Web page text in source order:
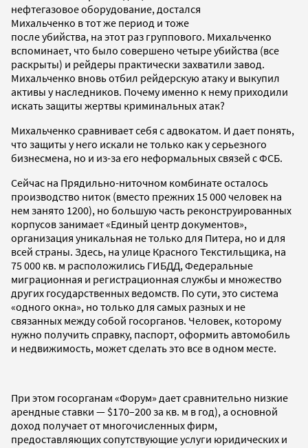
нефтегазовое оборудование, достался
Михальченко в тот же период и тоже
после убийства, на этот раз группового. Михальченко
вспоминает, что было совершено четыре убийства (все
раскрыты) и рейдеры практически захватили завод.
Михальченко вновь отбил рейдерскую атаку и выкупил
активы у наследников. Почему именно к нему приходили
искать защиты жертвы криминальных атак?
Михальченко сравнивает себя с адвокатом. И дает понять,
что защиты у него искали не только как у серьезного
бизнесмена, но и из-за его неформальных связей с ФСБ.
Сейчас на Прядильно-ниточном комбинате осталось
производство ниток (вместо прежних 15 000 человек на
нем занято 1200), но большую часть реконструированных
корпусов занимает «Единый центр документов»,
организация уникальная не только для Питера, но и для
всей страны. Здесь, на улице Красного Текстильщика, на
75 000 кв. м расположились ГИБДД, Федеральные
миграционная и регистрационная службы и множество
других государственных ведомств. По сути, это система
«одного окна», но только для самых разных и не
связанных между собой госорганов. Человек, которому
нужно получить справку, паспорт, оформить автомобиль
и недвижимость, может сделать это все в одном месте.
При этом госорганам «Форум» дает сравнительно низкие
арендные ставки — $170–200 за кв. м в год), а основной
доход получает от многочисленных фирм,
предоставляющих сопутствующие услуги юридических и